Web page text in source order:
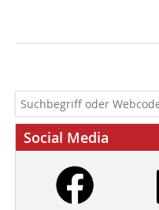
Social Media